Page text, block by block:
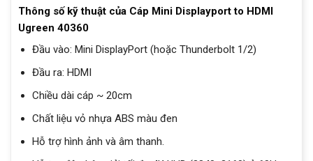
Thông số kỹ thuật của Cáp Mini Displayport to HDMI
Ugreen 40360
Đầu vào: Mini DisplayPort (hoặc Thunderbolt 1/2)
Đầu ra: HDMI
Chiều dài cáp ~ 20cm
Chất liệu vỏ nhựa ABS màu đen
Hỗ trợ hình ảnh và âm thanh.